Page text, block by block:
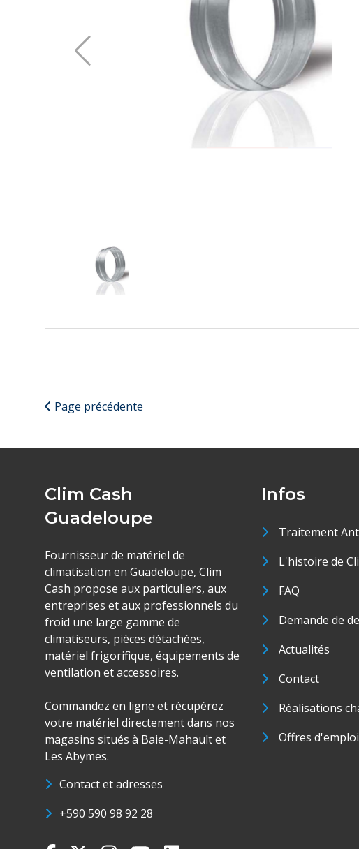
Page précédente
Clim Cash
Guadeloupe
Fournisseur de matériel de
climatisation en Guadeloupe, Clim
Cash propose aux particuliers, aux
entreprises et aux professionnels du
froid une large gamme de
climatiseurs, pièces détachées,
matériel frigorifique, équipements de
ventilation et accessoires.
Commandez en ligne et récupérez
votre matériel directement dans nos
magasins situés à Baie-Mahault et
Les Abymes.
Contact et adresses
+590 590 98 92 28
Infos
Traitement
L'histoire de
FAQ
Demande de
Actualités
Contact
Réalisations
Offres d'emploi